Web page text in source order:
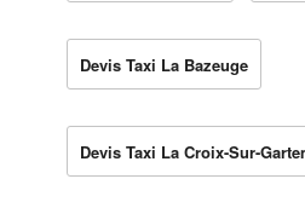
Devis Taxi La Bazeuge
Devis Taxi La Croix-Sur-